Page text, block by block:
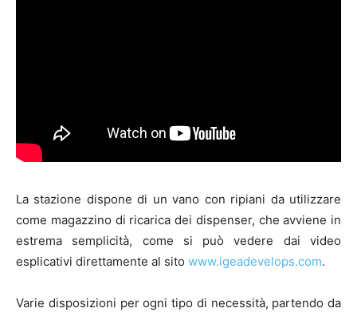
La stazione dispone di un vano con ripiani da utilizzare
come magazzino di ricarica dei dispenser, che avviene in
estrema semplicità, come si può vedere dai video
esplicativi direttamente al sito www.igeadevelops.com.
Varie disposizioni per ogni tipo di necessità, partendo da